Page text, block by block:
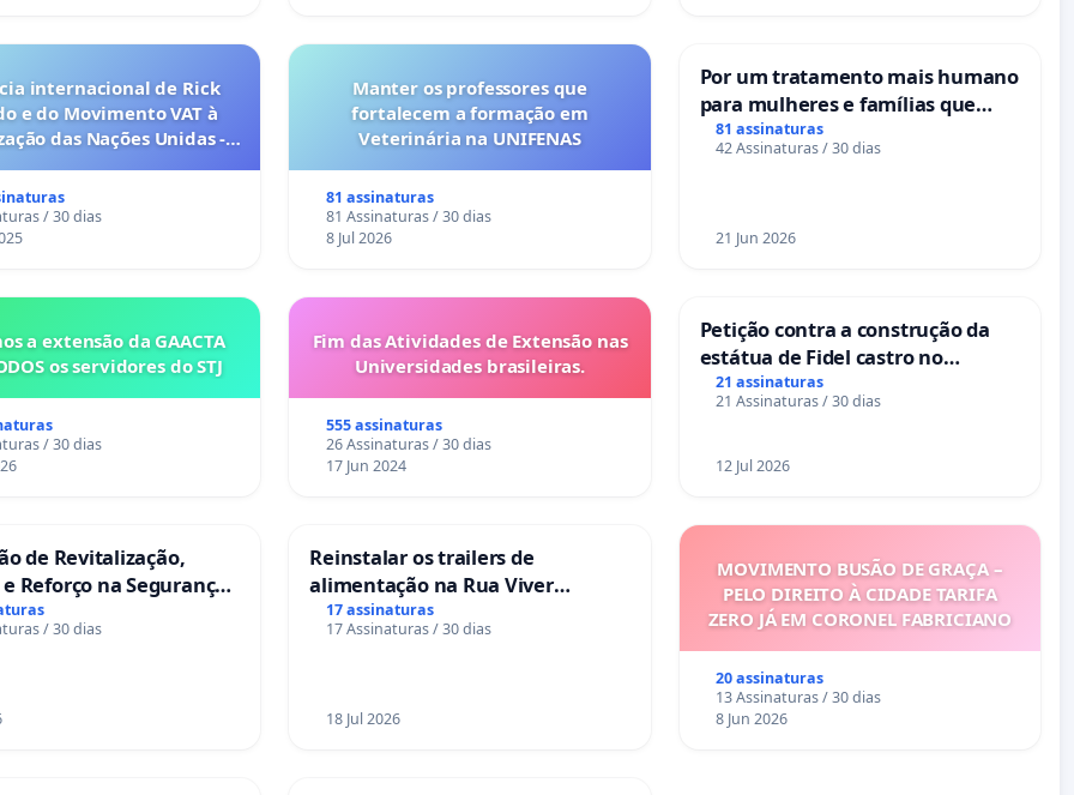
internacional de Rick
e do Movimento VAT à
das Nações Unidas -
6x1 enquanto o lobby
compra a omissão do
/ 30 dias
Manter os professores que
fortalecem a formação em
Veterinária na UNIFENAS
81 assinaturas
81 Assinaturas / 30 dias
8 Jul 2026
Por um tratamento mais humano
para mulheres e famílias que
sofrem uma perda gestacional
nos hospitais portugueses
81 assinaturas
42 Assinaturas / 30 dias
21 Jun 2026
a extensão da GAACTA
os servidores do STJ
/ 30 dias
Fim das Atividades de Extensão nas
Universidades brasileiras.
555 assinaturas
26 Assinaturas / 30 dias
17 Jun 2024
Petição contra a construção da
estátua de Fidel castro no
mirante do Caju
21 assinaturas
21 Assinaturas / 30 dias
12 Jul 2026
de Revitalização,
Reforço na Segurança
da Rua Cachoeira das
/ 30 dias
Reinstalar os trailers de
alimentação na Rua Viver
Salvador
17 assinaturas
17 Assinaturas / 30 dias
18 Jul 2026
MOVIMENTO BUSÃO DE GRAÇA –
PELO DIREITO À CIDADE TARIFA
ZERO JÁ EM CORONEL FABRICIANO
20 assinaturas
13 Assinaturas / 30 dias
8 Jun 2026